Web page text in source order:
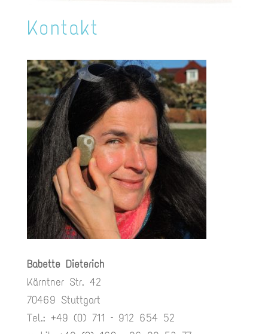
Kontakt
Babette Dieterich
Kärntner Str. 42
70469 Stuttgart
Tel.: +49 (0) 711 – 912 654 52